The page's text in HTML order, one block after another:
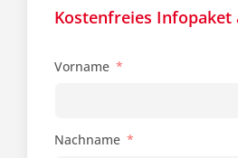
Kostenfreies
Vorname
Nachname